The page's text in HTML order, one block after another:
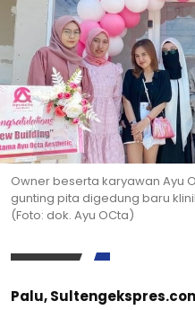
Owner beserta karyawan Ayu
gunting pita digedung baru
(Foto: dok. Ayu OCta)
Palu,